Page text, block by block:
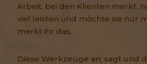
Arbeit, bei den Klienten merkt,
viel leisten und möchte sie nur
merkt ihr das,
Diese Werkzeuge an, sagt und